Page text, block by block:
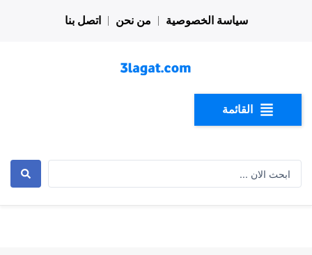
سياسة الخصوصية من نحن اتصل بنا
القائمة